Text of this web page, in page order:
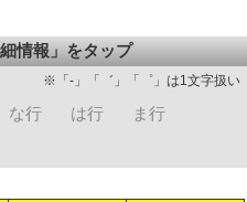
情報」をタップ
※「-」「゛」「゜」は1文字扱い
な行 は行
ま行